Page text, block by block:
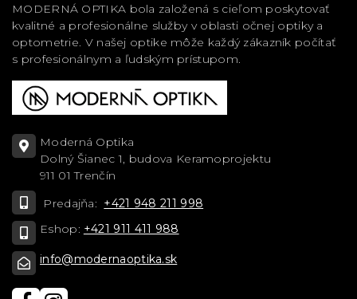
MODERNÁ OPTIKA bola založená s cieľom poskytovať
kvalitné a profesionálne služby v oblasti očnej optiky a
optometrie. V našej optike môže každý zákazník počítať
s profesionálnym a ľudským prístupom.
Moderná Optika
Dolný Šianec 1, budova Keramoprojektu
911 01 Trenčín
Predajňa: +421 948 211 998
Eshop: +421 911 411 988
info@modernaoptika.sk